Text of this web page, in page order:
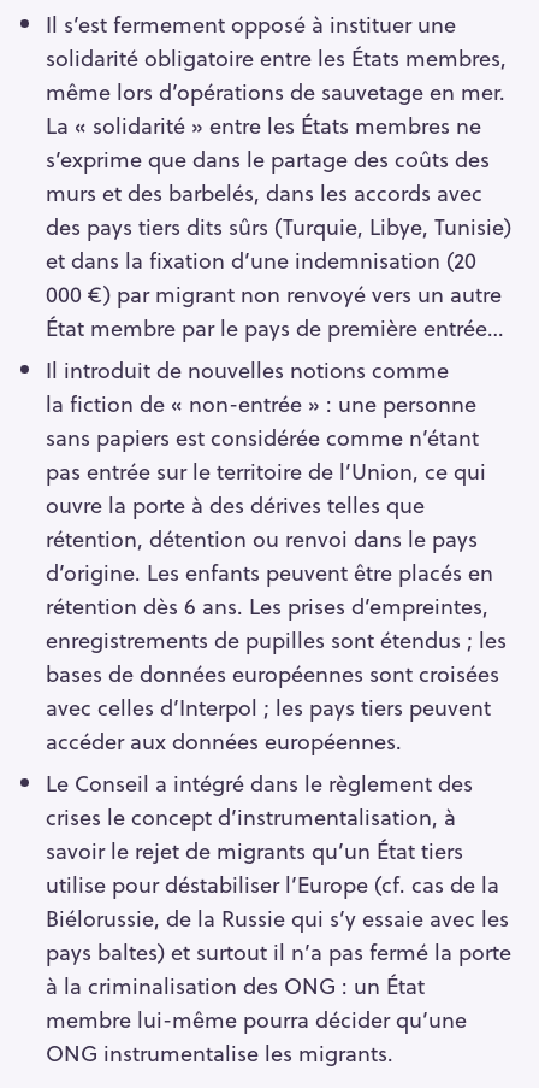
Il s’est fermement opposé à instituer une
solidarité obligatoire entre les États membres,
même lors d’opérations de sauvetage en mer.
La « solidarité » entre les États membres ne
s’exprime que dans le partage des coûts des
murs et des barbelés, dans les accords avec
des pays tiers dits sûrs (Turquie, Libye, Tunisie)
et dans la fixation d’une indemnisation (20
000 €) par migrant non renvoyé vers un autre
État membre par le pays de première entrée…
Il introduit de nouvelles notions comme
la fiction de « non-entrée » : une personne
sans papiers est considérée comme n’étant
pas entrée sur le territoire de l’Union, ce qui
ouvre la porte à des dérives telles que
rétention, détention ou renvoi dans le pays
d’origine. Les enfants peuvent être placés en
rétention dès 6 ans. Les prises d’empreintes,
enregistrements de pupilles sont étendus ; les
bases de données européennes sont croisées
avec celles d’Interpol ; les pays tiers peuvent
accéder aux données européennes.
Le Conseil a intégré dans le règlement des
crises le concept d’instrumentalisation, à
savoir le rejet de migrants qu’un État tiers
utilise pour déstabiliser l’Europe (cf. cas de la
Biélorussie, de la Russie qui s’y essaie avec les
pays baltes) et surtout il n’a pas fermé la porte
à la criminalisation des ONG : un État
membre lui-même pourra décider qu’une
ONG instrumentalise les migrants.